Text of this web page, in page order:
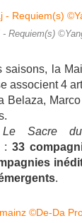
Requiem(s)
saisons, la
associent 4
Belaza,
Le Sacre
: 33
.